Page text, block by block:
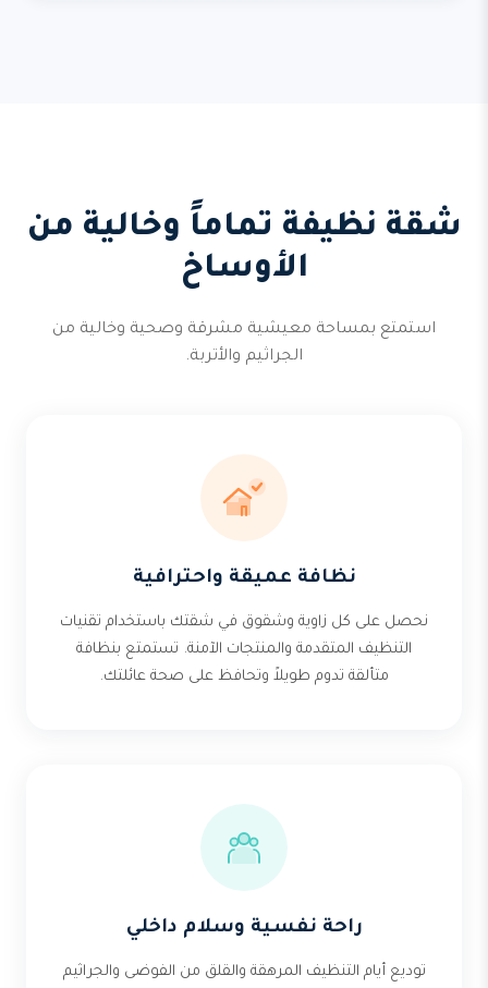
شقة نظيفة تماماً وخالية من
الأوساخ
استمتع بمساحة معيشية مشرقة وصحية وخالية من
الجراثيم والأتربة.
نظافة عميقة واحترافية
نحصل على كل زاوية وشقوق في شقتك باستخدام تقنيات
التنظيف المتقدمة والمنتجات الآمنة. تستمتع بنظافة
متألقة تدوم طويلاً وتحافظ على صحة عائلتك.
راحة نفسية وسلام داخلي
توديع أيام التنظيف المرهقة والقلق من الفوضى والجراثيم